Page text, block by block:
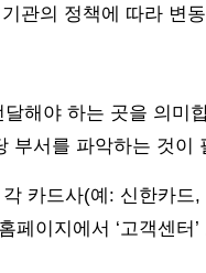
관의 정책에 따라 변
해야 하는 곳을 의미
부서를 파악하는 것이
카드사(예: 신한카드
이지에서 ‘고객센터’